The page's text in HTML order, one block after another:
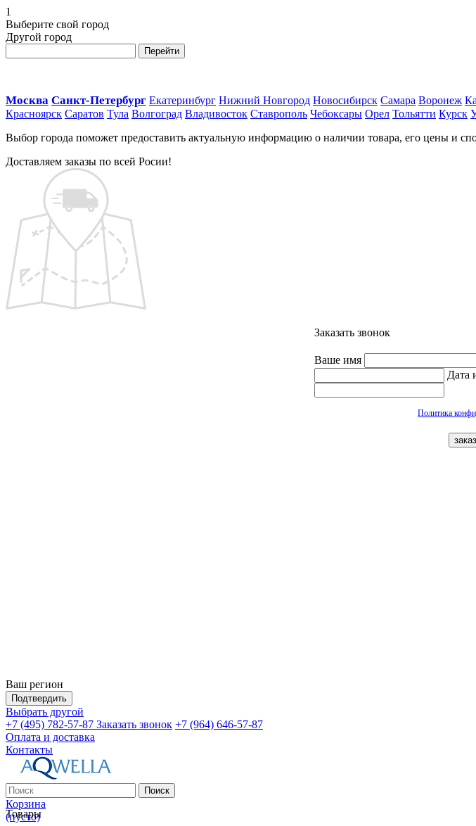
1
Выберите свой город
Другой город
Перейти
Москва Санкт-Петербург Екатеринбург Нижний Новгород Новосибирск Самара Воронеж
Красноярск Саратов Тула Волгоград Владивосток Ставрополь Чебоксары Орел Тольятти Курск
Выбор города поможет предоставить актуальную информацию о наличии товара, его цены и
Доставляем заказы по всей Росии!
Заказать звонок
Ваше имя
Дата
Политика
Ваш регион
Подтвердить
Выбрать другой
+7 (495) 782-57-87 Заказать звонок +7 (964) 646-57-87
Оплата и доставка
Контакты
Поиск
Корзина
(пусто)
Товары